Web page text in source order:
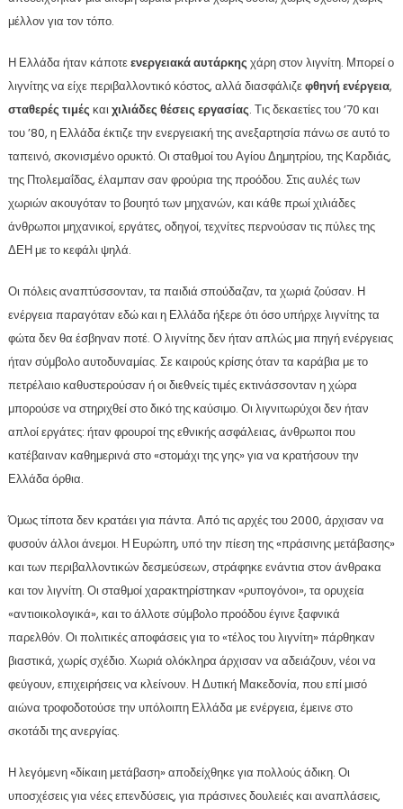
μέλλον για τον τόπο.
Η Ελλάδα ήταν κάποτεενεργειακά αυτάρκηςχάρη στον λιγνίτη. Μπορεί ο
λιγνίτης να είχε περιβαλλοντικό κόστος, αλλά διασφάλιζεφθηνή ενέργεια,
σταθερές τιμέςκαιχιλιάδες θέσεις εργασίας. Τις δεκαετίες του ’70 και
του ’80, η Ελλάδα έκτιζε την ενεργειακή της ανεξαρτησία πάνω σε αυτό το
ταπεινό, σκονισμένο ορυκτό. Οι σταθμοί του Αγίου Δημητρίου, της Καρδιάς,
της Πτολεμαΐδας, έλαμπαν σαν φρούρια της προόδου. Στις αυλές των
χωριών ακουγόταν το βουητό των μηχανών, και κάθε πρωί χιλιάδες
άνθρωποι μηχανικοί, εργάτες, οδηγοί, τεχνίτες περνούσαν τις πύλες της
ΔΕΗ με το κεφάλι ψηλά.
Οι πόλεις αναπτύσσονταν, τα παιδιά σπούδαζαν, τα χωριά ζούσαν. Η
ενέργεια παραγόταν εδώ και η Ελλάδα ήξερε ότι όσο υπήρχε λιγνίτης τα
φώτα δεν θα έσβηναν ποτέ. Ο λιγνίτης δεν ήταν απλώς μια πηγή ενέργειας
ήταν σύμβολο αυτοδυναμίας. Σε καιρούς κρίσης όταν τα καράβια με το
πετρέλαιο καθυστερούσαν ή οι διεθνείς τιμές εκτινάσσονταν η χώρα
μπορούσε να στηριχθεί στο δικό της καύσιμο. Οι λιγνιτωρύχοι δεν ήταν
απλοί εργάτες: ήταν φρουροί της εθνικής ασφάλειας, άνθρωποι που
κατέβαιναν καθημερινά στο «στομάχι της γης» για να κρατήσουν την
Ελλάδα όρθια.
Όμως τίποτα δεν κρατάει για πάντα. Από τις αρχές του 2000, άρχισαν να
φυσούν άλλοι άνεμοι. Η Ευρώπη, υπό την πίεση της «πράσινης μετάβασης»
και των περιβαλλοντικών δεσμεύσεων, στράφηκε ενάντια στον άνθρακα
και τον λιγνίτη. Οι σταθμοί χαρακτηρίστηκαν «ρυπογόνοι», τα ορυχεία
«αντιοικολογικά», και το άλλοτε σύμβολο προόδου έγινε ξαφνικά
παρελθόν. Οι πολιτικές αποφάσεις για το «τέλος του λιγνίτη» πάρθηκαν
βιαστικά, χωρίς σχέδιο. Χωριά ολόκληρα άρχισαν να αδειάζουν, νέοι να
φεύγουν, επιχειρήσεις να κλείνουν. Η Δυτική Μακεδονία, που επί μισό
αιώνα τροφοδοτούσε την υπόλοιπη Ελλάδα με ενέργεια, έμεινε στο
σκοτάδι της ανεργίας.
Η λεγόμενη «δίκαιη μετάβαση» αποδείχθηκε για πολλούς άδικη. Οι
υποσχέσεις για νέες επενδύσεις, για πράσινες δουλειές και αναπλάσεις,